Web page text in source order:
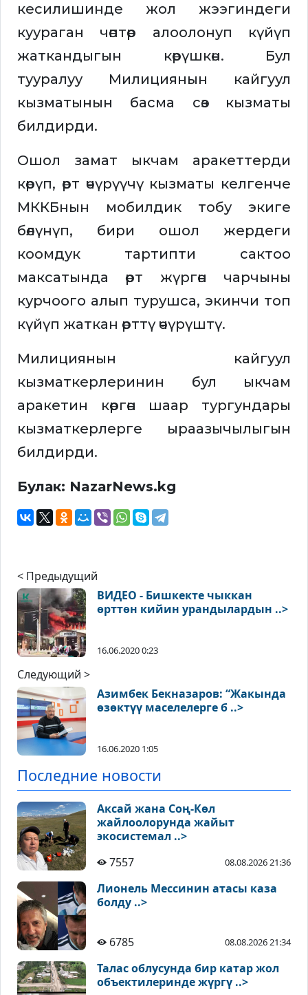
кесилишинде жол жээгиндеги
куураган чөптөр алоолонуп күйүп
жаткандыгын көрүшкөн. Бул
тууралуу Милициянын кайгуул
кызматынын басма сөз кызматы
билдирди.
Ошол замат ыкчам аракеттерди
көрүп, өрт өчүрүүчү кызматы келгенче
МККБнын мобилдик тобу экиге
бөлүнүп, бири ошол жердеги
коомдук тартипти сактоо
максатында өрт жүргөн чарчыны
курчоого алып турушса, экинчи топ
күйүп жаткан өрттү өчүрүштү.
Милициянын кайгуул
кызматкерлеринин бул ыкчам
аракетин көргөн шаар тургундары
кызматкерлерге ыраазычылыгын
билдирди.
Булак: NazarNews.kg
< Предыдущий
ВИДЕО - Бишкекте чыккан
өрттөн кийин урандылардын ..>
16.06.2020 0:23
Следующий >
Азимбек Бекназаров: “Жакында
өзөктүү маселелерге б ..>
16.06.2020 1:05
Последние новости
Аксай жана Соң-Көл
жайлоолорунда жайыт
экосистемал ..>
7557
08.08.2026 21:36
Лионель Мессинин атасы каза
болду ..>
6785 08.08.2026 21:34
Талас облусунда бир катар жол
объектилеринде жүргү ..>